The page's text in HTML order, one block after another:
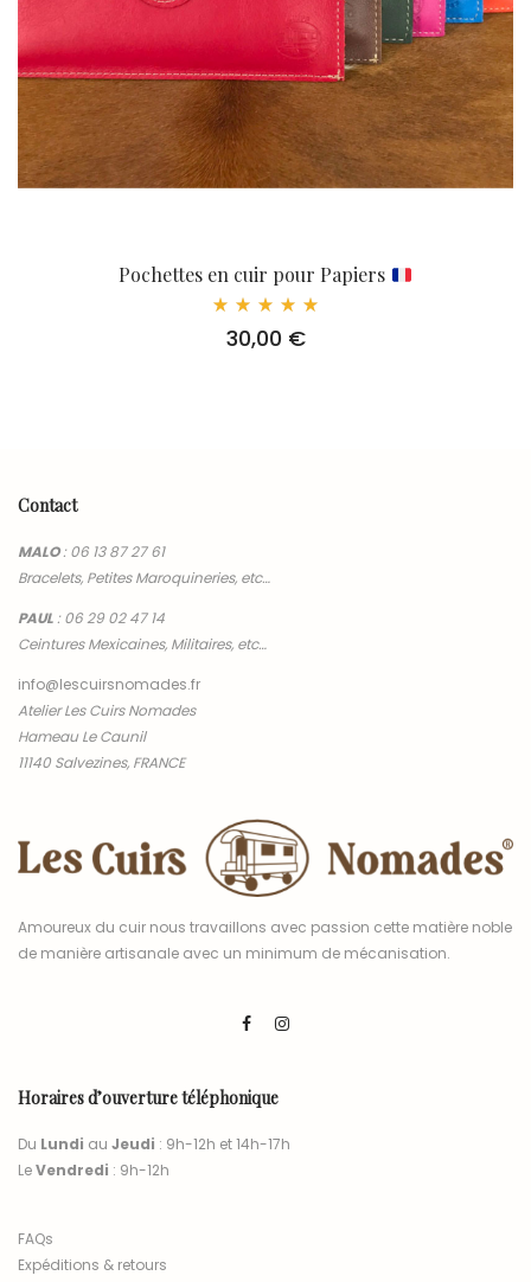
Pochettes en cuir pour Papiers
5.00
30,00 €
Contact
MALO:06 13 87 27 61
Bracelets, Petites Maroquineries, etc…
PAUL:06 29 02 47 14
Ceintures Mexicaines, Militaires, etc…
info@lescuirsnomades.fr
Atelier Les Cuirs Nomades
Hameau Le Caunil
11140 Salvezines, FRANCE
Amoureux du cuir nous travaillons avec passion cette matière noble
de manière artisanale avec un minimum de mécanisation.
Horaires d’ouverture téléphonique
Du Lundi au Jeudi : 9h-12h et 14h-17h
LeVendredi : 9h-12h
FAQs
Expéditions & retours